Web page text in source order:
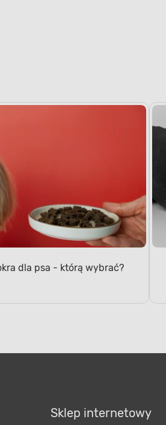
dla psa - którą wybrać?
Sklep internetowy